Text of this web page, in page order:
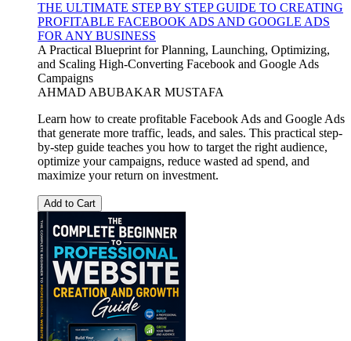
THE ULTIMATE STEP BY STEP GUIDE TO CREATING
PROFITABLE FACEBOOK ADS AND GOOGLE ADS
FOR ANY BUSINESS
A Practical Blueprint for Planning, Launching, Optimizing,
and Scaling High-Converting Facebook and Google Ads
Campaigns
AHMAD ABUBAKAR MUSTAFA
Learn how to create profitable Facebook Ads and Google Ads
that generate more traffic, leads, and sales. This practical step-
by-step guide teaches you how to target the right audience,
optimize your campaigns, reduce wasted ad spend, and
maximize your return on investment.
Add to Cart